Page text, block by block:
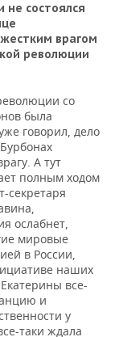
состоялся
врагом
революции
со
была
говорил, дело
А тут
полным ходом
секретаря
ослабнет,
мировые
в России,
наших
все-
и
у
таки ждала